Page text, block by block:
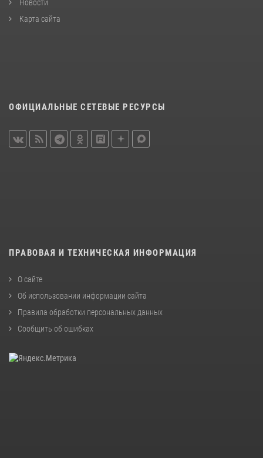
Новости
Карта сайта
ОФИЦИАЛЬНЫЕ СЕТЕВЫЕ РЕСУРСЫ
ПРАВОВАЯ И ТЕХНИЧЕСКАЯ ИНФОРМАЦИЯ
О сайте
Об использовании информации сайта
Правила обработки персональных данных
Сообщить об ошибках